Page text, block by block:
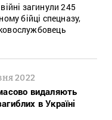
загинули 245
бійці спецназу,
2022
видаляють
в Україні